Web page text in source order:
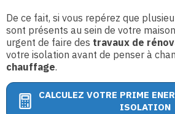
De ce fait, si vous repérez que
sont présents au sein de votre
urgent de faire des travaux de
votre isolation avant de penser à
chauffage.
CALCULEZ VOTRE PRIME
ISOLATION